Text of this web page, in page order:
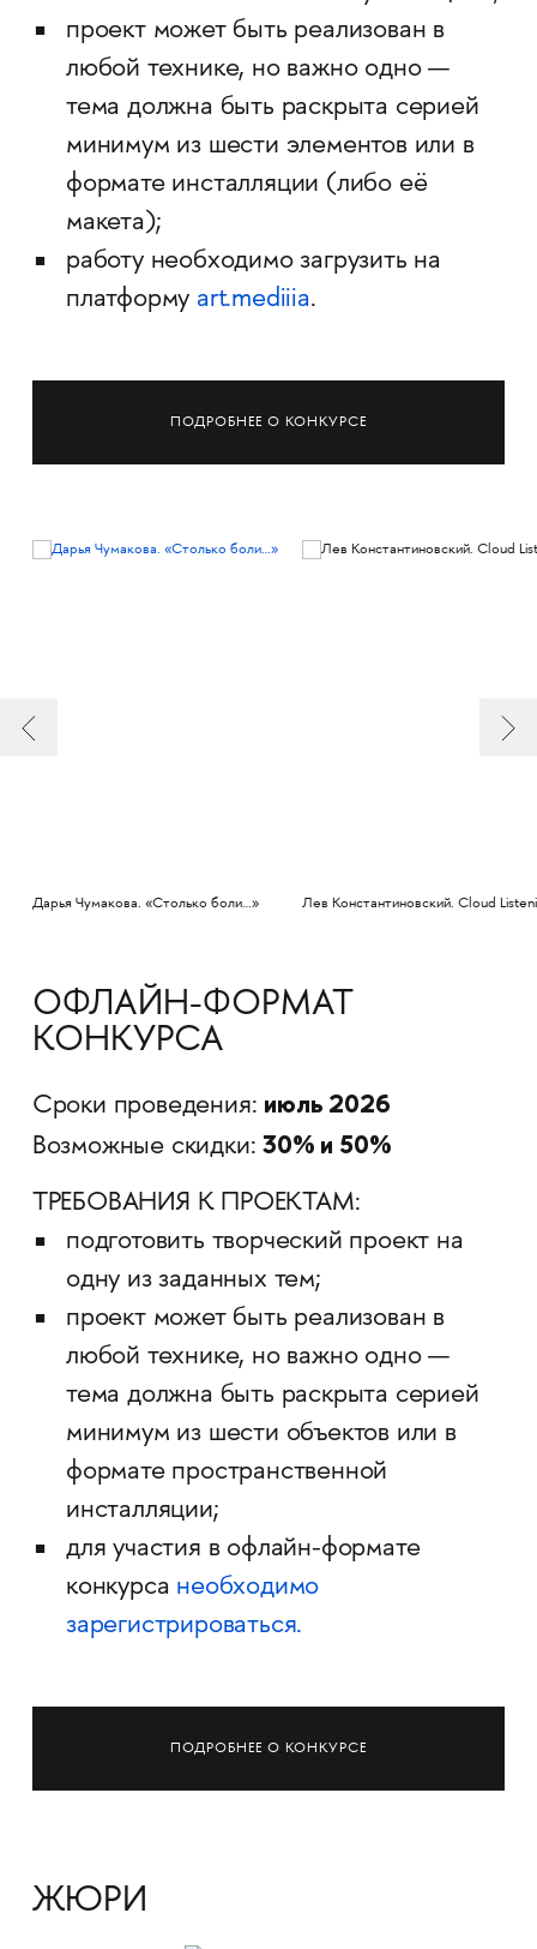
проект может быть реализован в
любой технике, но важно одно —
тема должна быть раскрыта серией
минимум из шести элементов или в
формате инсталляции (либо её
макета);
работу необходимо загрузить на
платформу art.mediiia.
ПОДРОБНЕЕ О КОНКУРСЕ
Дарья Чумакова. «Столько боли…» Лев Константиновский. Cloud
ОФЛАЙН-ФОРМАТ
КОНКУРСА
Сроки проведения: июль 2026
Возможные скидки:30% и 50%
ТРЕБОВАНИЯ К ПРОЕКТАМ:
подготовить творческий проект на
одну из заданных тем;
проект может быть реализован в
любой технике, но важно одно —
тема должна быть раскрыта серией
минимум из шести объектов или в
формате пространственной
инсталляции;
для участия в офлайн-формате
конкурса необходимо
зарегистрироваться.
ПОДРОБНЕЕ О КОНКУРСЕ
ЖЮРИ